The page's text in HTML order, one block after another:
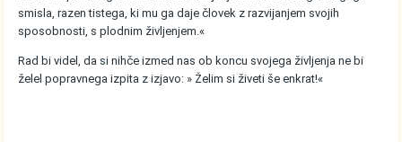
smisla, razen tistega, ki mu ga daje človek z razvijanjem svojih
sposobnosti, s plodnim življenjem.«
Rad bi videl, da si nihče izmed nas ob koncu svojega življenja ne bi
želel popravnega izpita z izjavo: » Želim si živeti še enkrat!«